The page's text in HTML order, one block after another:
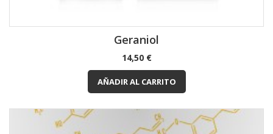
Geraniol
Precio
14,50 €
AÑADIR AL CARRITO